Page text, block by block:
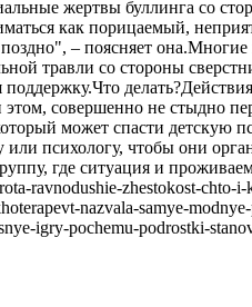
жертвы буллинга со
как порицаемый,
– поясняет
травли со стороны
совершенно не стыдно
может спасти детскую
психологу, чтобы они
где ситуация и
ravnodushie-zhestokost-chto-
nazvala-samye-
igry-pochemu-podrostki-